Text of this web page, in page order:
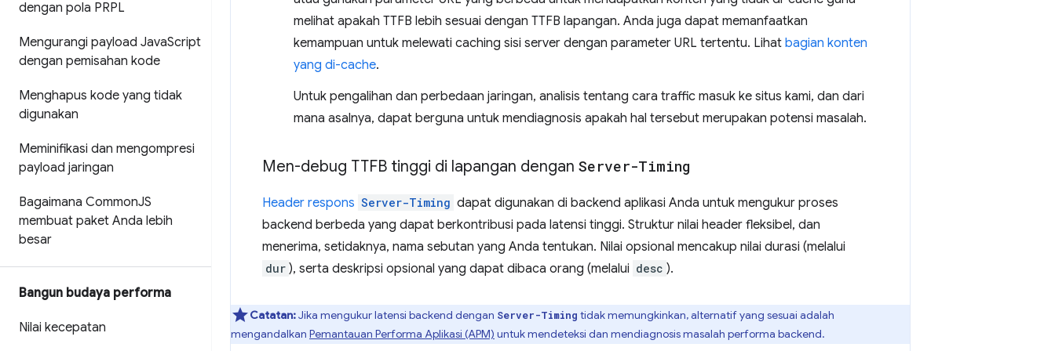
dengan pola PRPL
Mengurangi payload JavaScript
dengan pemisahan kode
Menghapus kode yang tidak
digunakan
Meminifikasi dan mengompresi
payload jaringan
Bagaimana CommonJS
membuat paket Anda lebih
besar
Bangun budaya performa
Nilai kecepatan
melihat apakah TTFB lebih sesuai dengan TTFB lapangan. Anda juga dapat memanfaatkan
kemampuan untuk melewati caching sisi server dengan parameter URL tertentu. Lihat bagian konten
yang di-cache.
Untuk pengalihan dan perbedaan jaringan, analisis tentang cara traffic masuk ke situs kami, dan dari
mana asalnya, dapat berguna untuk mendiagnosis apakah hal tersebut merupakan potensi masalah.
Men-debug TTFB tinggi di lapangan dengan Server-Timing
Header respons Server-Timing dapat digunakan di backend aplikasi Anda untuk mengukur proses
backend berbeda yang dapat berkontribusi pada latensi tinggi. Struktur nilai header fleksibel, dan
menerima, setidaknya, nama sebutan yang Anda tentukan. Nilai opsional mencakup nilai durasi (melalui
dur ), serta deskripsi opsional yang dapat dibaca orang (melalui desc ).
Catatan:Jika mengukur latensi backend dengan Server-Timing tidak memungkinkan, alternatif yang sesuai adalah
mengandalkan Pemantauan Performa Aplikasi (APM) untuk mendeteksi dan mendiagnosis masalah performa backend.